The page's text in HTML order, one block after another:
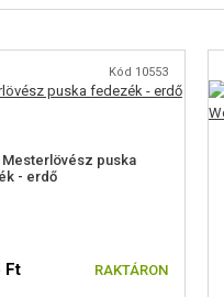
Kód 10553
Mesterlövész puska
- erdő
Ft RAKTÁRON